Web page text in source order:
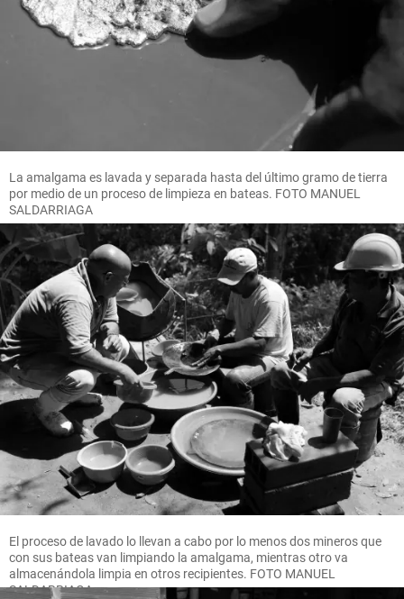
La amalgama es lavada y separada hasta del último gramo de tierra
por medio de un proceso de limpieza en bateas. FOTO MANUEL
SALDARRIAGA
El proceso de lavado lo llevan a cabo por lo menos dos mineros que
con sus bateas van limpiando la amalgama, mientras otro va
almacenándola limpia en otros recipientes. FOTO MANUEL
SALDARRIAGA